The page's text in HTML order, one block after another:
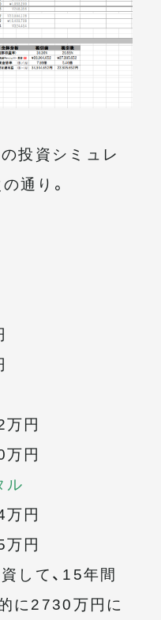
投資シミュレ
通り。
円
円
ル
円
円
して、15年間
に2730万円に